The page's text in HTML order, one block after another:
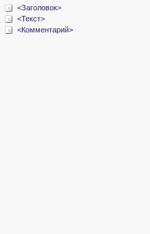
<Заголовок>
<Текст>
<Комментарий>